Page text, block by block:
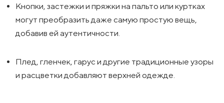
Кнопки, застежки и пряжки на пальто или куртках
могут преобразить даже самую простую вещь,
добавив ей аутентичности.
Плед, гленчек, гарус и другие традиционные узоры
и расцветки добавляют верхней одежде.